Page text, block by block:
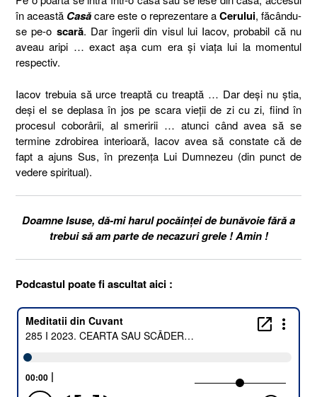
în această Casă care este o reprezentare aCerului, făcându-
se pe-o scară. Dar îngerii din visul lui Iacov, probabil că nu
aveau aripi … exact aşa cum era şi viaţa lui la momentul
respectiv.
Iacov trebuia să urce treaptă cu treaptă … Dar deşi nu ştia,
deși el se deplasa în jos pe scara vieții de zi cu zi, fiind în
procesul coborârii, al smeririi … atunci când avea să se
termine zdrobirea interioară, Iacov avea să constate că de
fapt a ajuns Sus, în prezența Lui Dumnezeu (din punct de
vedere spiritual).
Doamne Isuse, dă-mi harul pocăinței de bunăvoie fără a
trebui să am parte de necazuri grele ! Amin !
Podcastul poate fi ascultat aici :